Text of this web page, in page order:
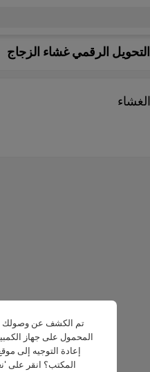
تم الكشف عن وصولك
المحمول على جهاز
إعادة التوجيه إلى
المكتب؟ انقر على